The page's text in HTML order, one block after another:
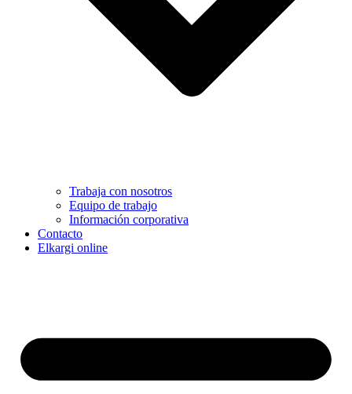
Trabaja con nosotros
Equipo de trabajo
Información corporativa
Contacto
Elkargi online